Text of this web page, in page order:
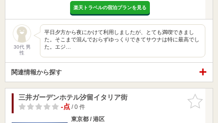
楽天トラベルの宿泊プランを見る
30代 男
性
平日夕方から夜にかけて利用しましたが、とても満喫できまし
た。そこまで混んでおらずゆっくりできてサウナは特に最高でし
た。エジ…
関連情報から探す
お気に入
りに追加
三井ガーデンホテル汐留イタリア街
-点/ 0 件
東京都 / 港区